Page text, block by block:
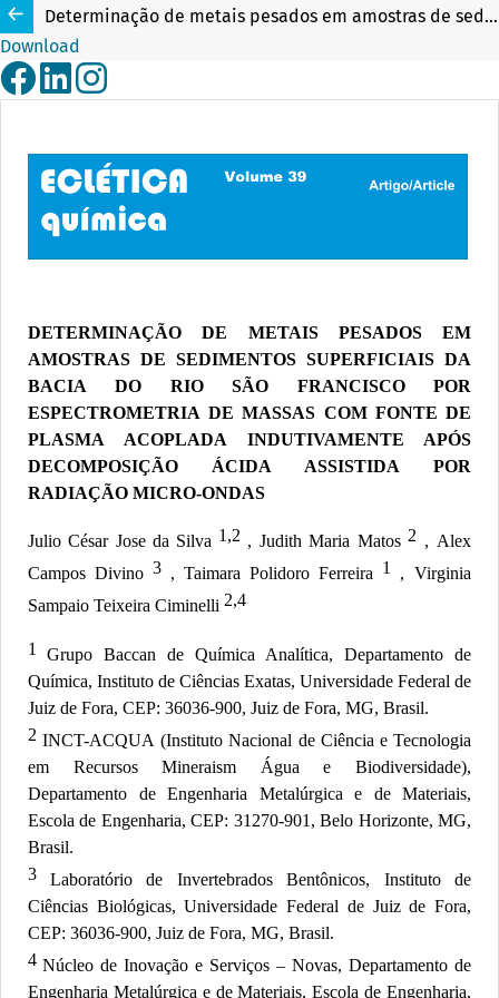
Determinação de metais pesados em amostras de sedimentos superficiais da bacia do rio São Francisco por espectrometria de massas com fonte de plasma acoplada indutivamente após decomposição ácida assistida por radiação micro-ondas
Download